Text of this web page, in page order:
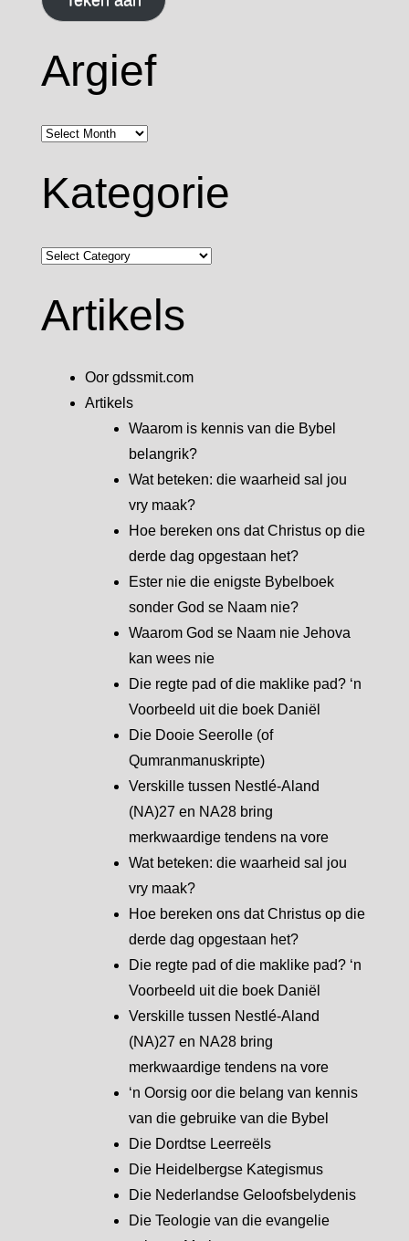
Argief
Argief
Kategorie
Kategorie
Artikels
Oor gdssmit.com
Artikels
Waarom is kennis van die Bybel
belangrik?
Wat beteken: die waarheid sal jou
vry maak?
Hoe bereken ons dat Christus op die
derde dag opgestaan het?
Ester nie die enigste Bybelboek
sonder God se Naam nie?
Waarom God se Naam nie Jehova
kan wees nie
Die regte pad of die maklike pad? ‘n
Voorbeeld uit die boek Daniël
Die Dooie Seerolle (of
Qumranmanuskripte)
Verskille tussen Nestlé-Aland
(NA)27 en NA28 bring
merkwaardige tendens na vore
Wat beteken: die waarheid sal jou
vry maak?
Hoe bereken ons dat Christus op die
derde dag opgestaan het?
Die regte pad of die maklike pad? ‘n
Voorbeeld uit die boek Daniël
Verskille tussen Nestlé-Aland
(NA)27 en NA28 bring
merkwaardige tendens na vore
‘n Oorsig oor die belang van kennis
van die gebruike van die Bybel
Die Dordtse Leerreëls
Die Heidelbergse Kategismus
Die Nederlandse Geloofsbelydenis
Die Teologie van die evangelie